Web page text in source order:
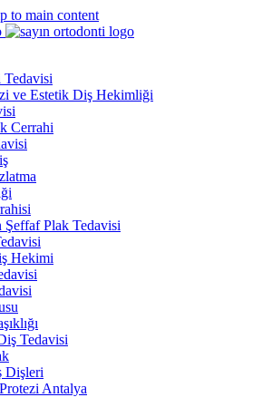
to main content
ve Estetik Diş Hekimliği
Cerrahi
Şeffaf Plak Tedavisi
Hekimi
Tedavisi
Dişleri
Antalya